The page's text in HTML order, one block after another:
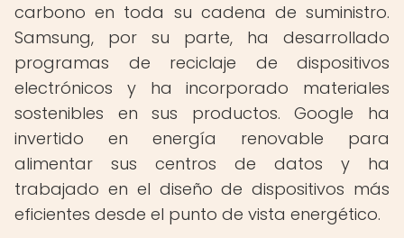
carbono en toda su cadena de suministro.
Samsung, por su parte, ha desarrollado
programas de reciclaje de dispositivos
electrónicos y ha incorporado materiales
sostenibles en sus productos. Google ha
invertido en energía renovable para
alimentar sus centros de datos y ha
trabajado en el diseño de dispositivos más
eficientes desde el punto de vista energético.